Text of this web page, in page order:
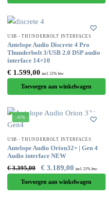
USB - THUNDERBOLT INTERFACES
Antelope Audio Discrete 4 Pro
Thunderbolt 3/USB 2.0 DSP audio
interface 14×10
€ 1.599,00 incl. 21% btw
Toevoegen aan winkelwagen
-6%
USB - THUNDERBOLT INTERFACES
Antelope Audio Orion32+ | Gen 4
Audio interface NEW
€3.395,00 € 3.189,00 incl. 21% btw
Toevoegen aan winkelwagen